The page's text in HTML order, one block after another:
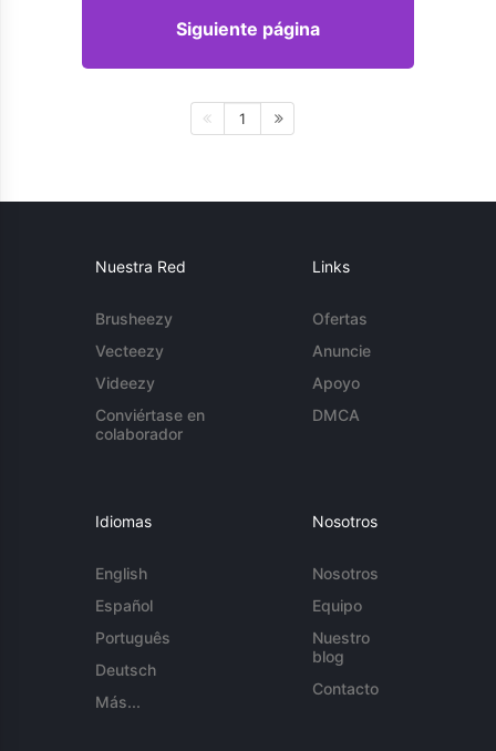
Siguiente página
1
Nuestra Red
Brusheezy
Vecteezy
Videezy
Conviértase en
colaborador
Links
Ofertas
Anuncie
Apoyo
DMCA
Idiomas
English
Español
Português
Deutsch
Más...
Nosotros
Nosotros
Equipo
Nuestro
blog
Contacto